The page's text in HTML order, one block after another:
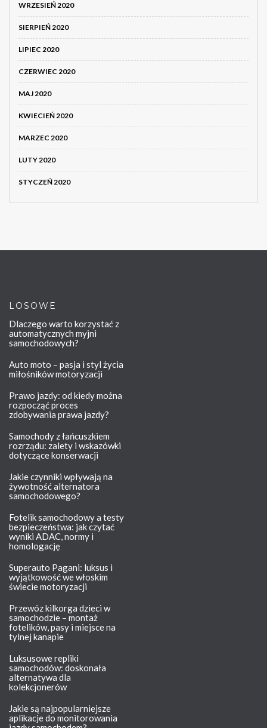
WRZESIEŃ 2020
SIERPIEŃ 2020
LIPIEC 2020
CZERWIEC 2020
MAJ 2020
KWIECIEŃ 2020
MARZEC 2020
LUTY 2020
STYCZEŃ 2020
LOSOWE
Dlaczego warto korzystać z
automatycznych myjni
samochodowych?
Auto moto – pasja i styl życia
miłośników motoryzacji
Prawo jazdy: od kiedy można
rozpocząć proces
zdobywania prawa jazdy?
Samochody z łańcuszkiem
rozrządu: zalety i wskazówki
dotyczące konserwacji
Jakie czynniki wpływają na
żywotność alternatora
samochodowego?
Fotelik samochodowy a testy
bezpieczeństwa: jak czytać
wyniki ADAC, normy i
homologację
Superauto Pagani: luksus i
wyjątkowość we włoskim
świecie motoryzacji
Przewóz kilkorga dzieci w
samochodzie – montaż
fotelików, pasy i miejsce na
tylnej kanapie
Luksusowe repliki
samochodów: doskonała
alternatywa dla
kolekcjonerów
Jakie są najpopularniejsze
aplikacje do monitorowania